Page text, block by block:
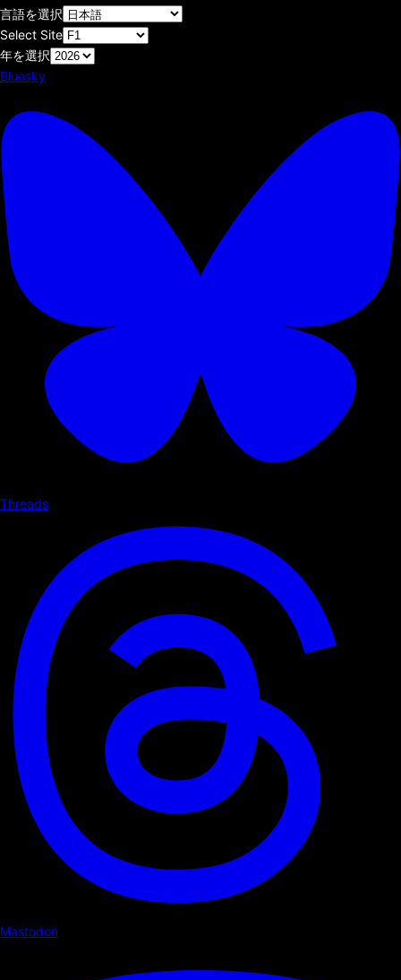
言語を選択
Select Site
年を選択
Bluesky
Threads
Mastodon